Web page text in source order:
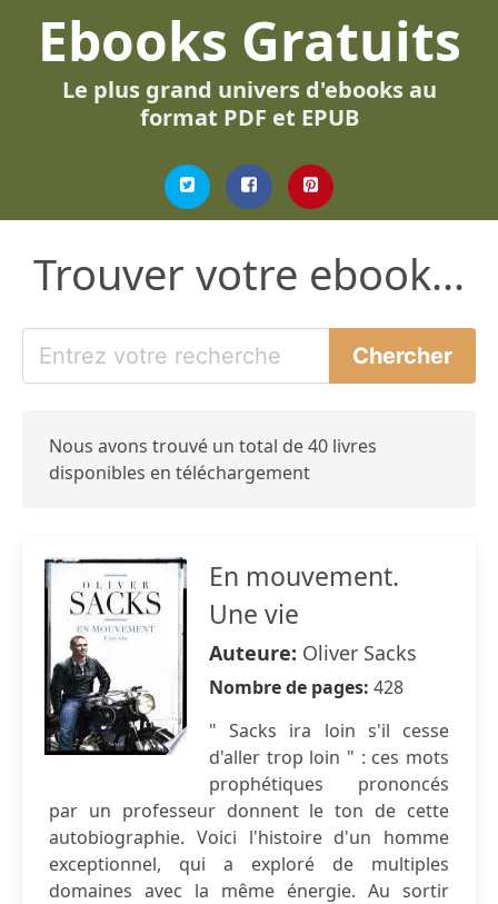
Ebooks Gratuits
Le plus grand univers d'ebooks au
format PDF et EPUB
Trouver votre ebook...
Nous avons trouvé un total de 40 livres
disponibles en téléchargement
En mouvement.
Une vie
Auteure: Oliver Sacks
Nombre de pages: 428
" Sacks ira loin s'il cesse
d'aller trop loin " : ces mots
prophétiques prononcés
par un professeur donnent le ton de cette
autobiographie. Voici l'histoire d'un homme
exceptionnel, qui a exploré de multiples
domaines avec la même énergie. Au sortir